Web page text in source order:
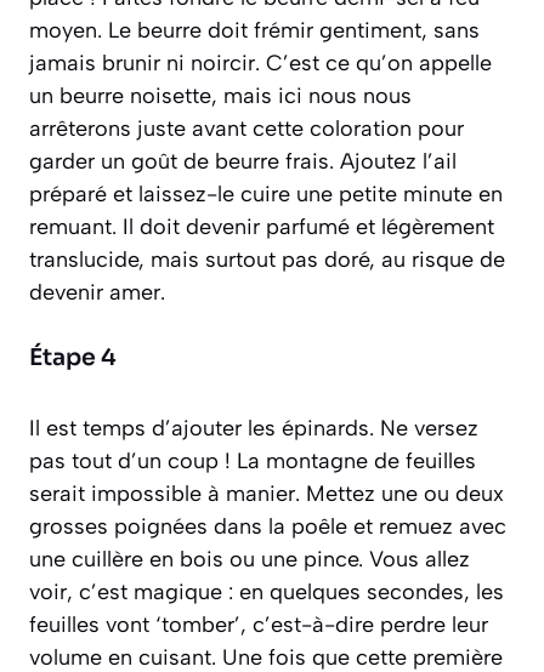
moyen. Le beurre doit frémir gentiment, sans
jamais brunir ni noircir. C’est ce qu’on appelle
un beurre noisette, mais ici nous nous
arrêterons juste avant cette coloration pour
garder un goût de beurre frais. Ajoutez l’ail
préparé et laissez-le cuire une petite minute en
remuant. Il doit devenir parfumé et légèrement
translucide, mais surtout pas doré, au risque de
devenir amer.
Étape 4
Il est temps d’ajouter les épinards. Ne versez
pas tout d’un coup ! La montagne de feuilles
serait impossible à manier. Mettez une ou deux
grosses poignées dans la poêle et remuez avec
une cuillère en bois ou une pince. Vous allez
voir, c’est magique : en quelques secondes, les
feuilles vont ‘tomber’, c’est-à-dire perdre leur
volume en cuisant. Une fois que cette première